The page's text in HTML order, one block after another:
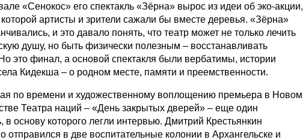
«Сенокос» его спектакль «Зёрна» вырос из идеи об эко-акции,
артисты и зрители сажали бы вместе деревья. «Зёрна»
и это давало понять, что театр может не только лечить
душу, но быть физически полезным – восстанавливать
это финал, а основой спектакля были вербатимы, истории
Кидекша – о родном месте, памяти и преемственности.
по времени и художественному воплощению премьера в Новом
Театра наций – «День закрытых дверей» – еще один
в основу которого легли интервью. Дмитрий Крестьянкин
отправился в две воспитательные колонии в Архангельске и